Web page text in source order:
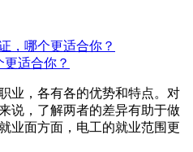
适合你？
业，各有各的优势和特点。对
说，了解两者的差异有助于做
业面方面，电工的就业范围更